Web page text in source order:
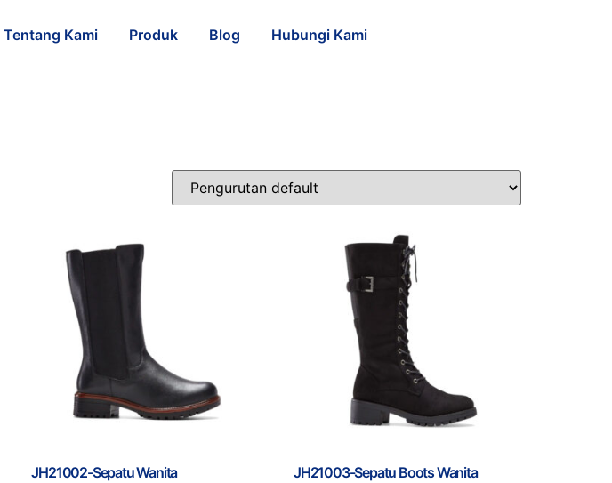
Tentang Kami Produk Blog Hubungi Kami
JH21002-Sepatu Wanita JH21003-Sepatu Boots Wanita